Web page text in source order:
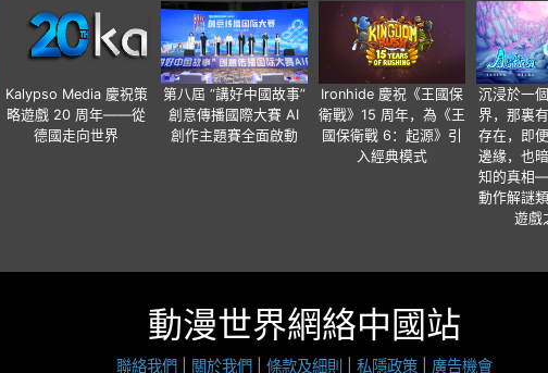
Kalypso Media 慶祝策
略遊戲 20 周年——從
德國走向世界
第八屆 “講好中國故事”
創意傳播國際大賽 AI
創作主題賽全面啟動
Ironhide 慶祝《王國保
衛戰》15 周年，為《王
國保衛戰 6：起源》引
入經典模式
沉浸於一
界，那裏
存在，即
邊緣，也
知的真相
動作解謎
遊戲
動漫世界網絡中國站
聯絡我們 關於我們 條款及細則 私隱政策 廣告機會